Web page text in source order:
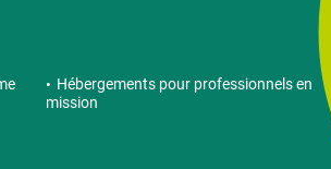
Hébergements pour professionnels en
mission